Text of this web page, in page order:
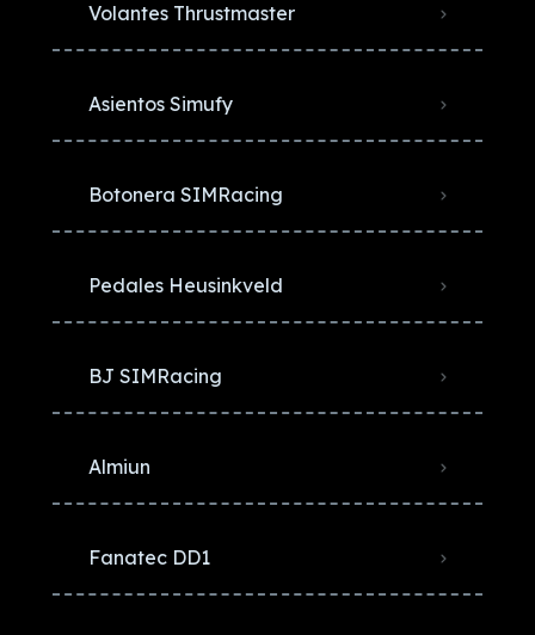
Volantes Thrustmaster
Asientos Simufy
Botonera SIMRacing
Pedales Heusinkveld
BJ SIMRacing
Almiun
Fanatec DD1